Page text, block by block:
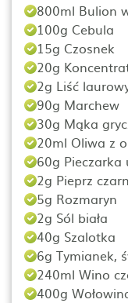
800ml Bulion
100g Cebula
15g Czosnek
20g
2g Liść
90g Marchew
30g Mąka
20ml Oliwa z
60g Pieczarka
2g Pieprz
5g Rozmaryn
2g Sól biała
40g Szalotka
6g Tymianek,
240ml Wino
400g